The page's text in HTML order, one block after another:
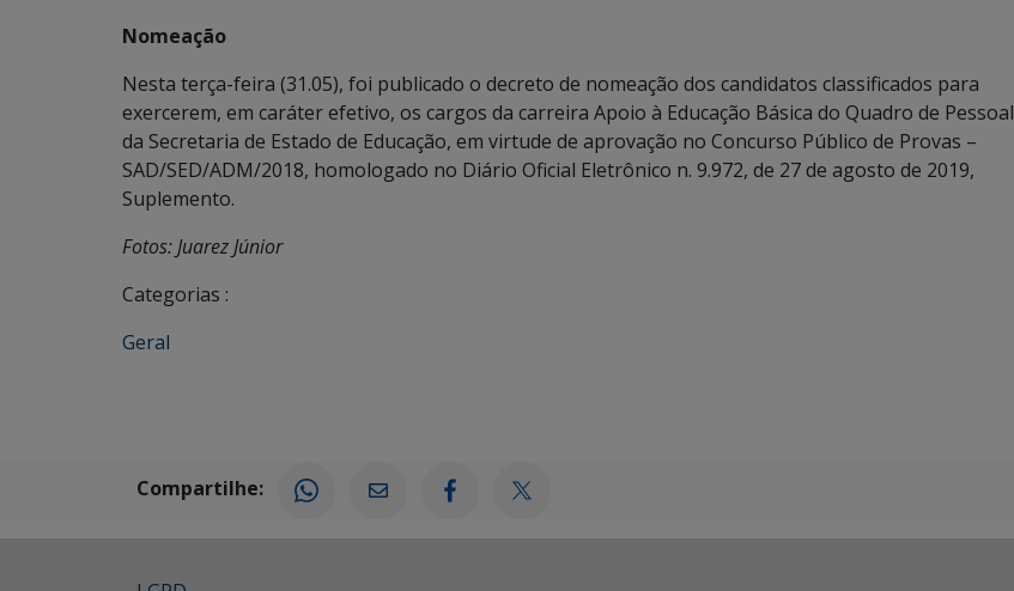
Nomeação
Nesta terça-feira (31.05), foi publicado o decreto de nomeação dos candidatos classificados para
exercerem, em caráter efetivo, os cargos da carreira Apoio à Educação Básica do Quadro de Pessoal
da Secretaria de Estado de Educação, em virtude de aprovação no Concurso Público de Provas –
SAD/SED/ADM/2018, homologado no Diário Oficial Eletrônico n. 9.972, de 27 de agosto de 2019,
Suplemento.
Fotos: Juarez Júnior
Categorias :
Geral
Compartilhe: